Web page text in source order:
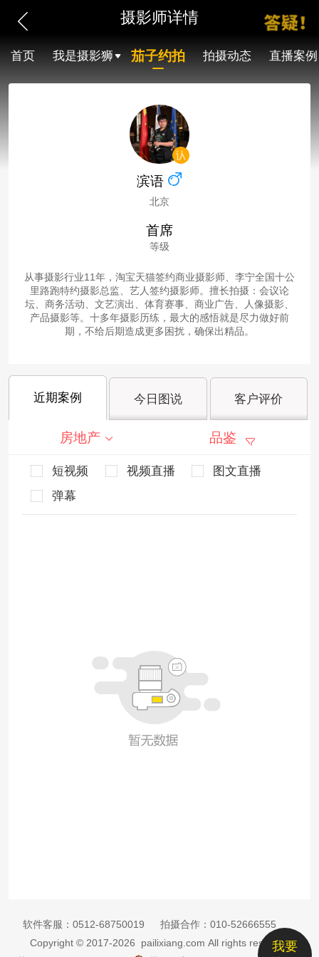
摄影师详情
首页 我是摄影狮 茄子约拍 拍摄动态 直播案例
滨语
北京
首席
等级
从事摄影行业11年，淘宝天猫签约商业摄影师、李宁全国十公
里路跑特约摄影总监、艺人签约摄影师。擅长拍摄：会议论
坛、商务活动、文艺演出、体育赛事、商业广告、人像摄影、
产品摄影等。十多年摄影历练，最大的感悟就是尽力做好前
期，不给后期造成更多困扰，确保出精品。
近期案例 今日图说 客户评价
房地产 品鉴
短视频 视频直播
图文直播
弹幕
我要
软件客服： 0512-68750019 拍摄合作： 010-52666555
Copyright © 2017-2026 pailixiang.com All rights reserved